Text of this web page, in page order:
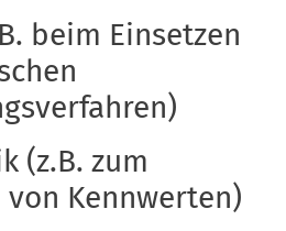
beim Einsetzen
(z.B. zum
von Kennwerten)